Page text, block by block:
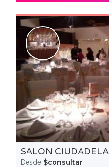
SALON CIUDADELA
Desde $consultar